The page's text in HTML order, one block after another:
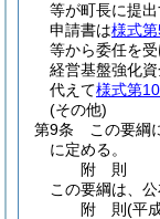
等が町長に提
申請書は様式
等から委任を
経営基盤強化
代えて様式第
(その他)
第9条
この要綱
に定める。
附 則
この要綱は、
附 則(平